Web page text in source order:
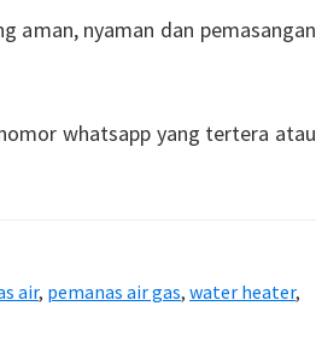
aman, nyaman dan pemasangan
whatsapp yang tertera atau
air, pemanas air gas, water heater,